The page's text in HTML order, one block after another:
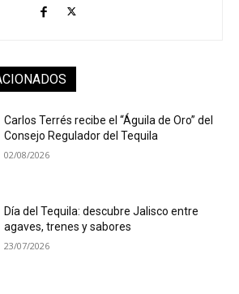
Carlos Terrés recibe el “Águila de Oro” del
Consejo Regulador del Tequila
02/08/2026
Día del Tequila: descubre Jalisco entre
agaves, trenes y sabores
23/07/2026